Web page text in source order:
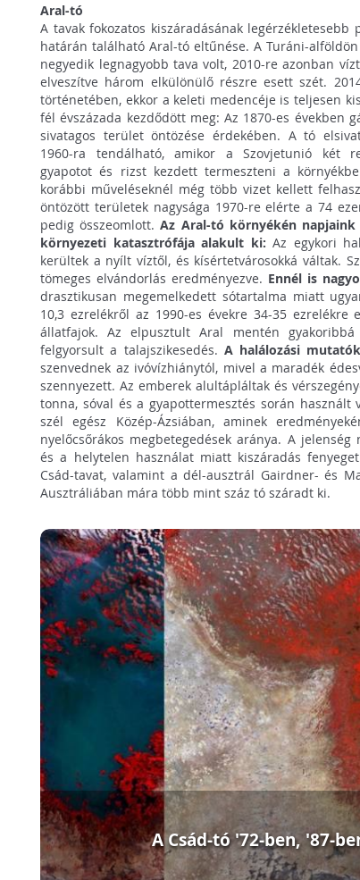
Aral-tó
A tavak fokozatos kiszáradásának legérzékletesebb
határán található Aral-tó eltűnése. A Turáni-
negyedik legnagyobb tava volt, 2010-re azonban
elveszítve három elkülönülő részre esett szét.
történetében, ekkor a keleti medencéje is teljesen
fél évszázada kezdődött meg: Az 1870-es években
sivatagos terület öntözése érdekében. A tó
1960-ra tendálható, amikor a Szovjetunió két
gyapotot és rizst kezdett termeszteni a
korábbi műveléseknél még több vizet kellett
öntözött területek nagysága 1970-re elérte a 74
pedig összeomlott. Az Aral-tó környékén
környezeti katasztrófája alakult ki: Az egykori
kerültek a nyílt víztől, és kísértetvárosokká váltak.
tömeges elvándorlás eredményezve. Ennél is
drasztikusan megemelkedett sótartalma miatt
10,3 ezrelékről az 1990-es évekre 34-35
állatfajok. Az elpusztult Aral mentén
felgyorsult a talajszikesedés. A halálozási
szenvednek az ivóvízhiánytól, mivel a maradék
szennyezett. Az emberek alultápláltak és
tonna, sóval és a gyapottermesztés során
szél egész Közép-Ázsiában, aminek
nyelőcsőrákos megbetegedések aránya. A
és a helytelen használat miatt kiszáradás
Csád-tavat, valamint a dél-ausztrál Gairdner- és
Ausztráliában mára több mint száz tó száradt ki.
A Csád-tó '72-ben, '87-